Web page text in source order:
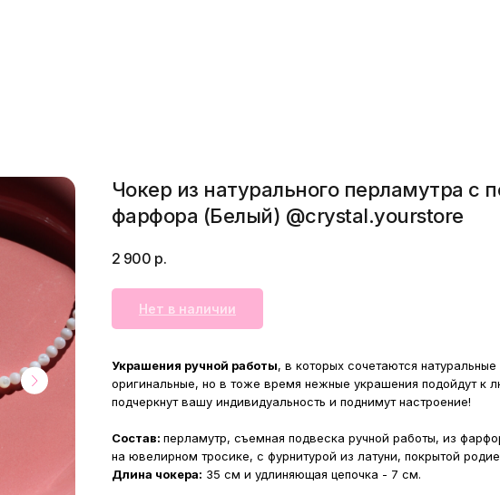
Чокер из натурального перламутра с
фарфора (Белый) @crystal.yourstore
2 900 р.
Нет в наличии
Украшения ручной работы, в которых сочетаются
оригинальные, но в тоже время нежные украшения подойдут к
подчеркнут вашу индивидуальность и поднимут настроение!
Состав: перламутр, съемная подвеска ручной работы, из
на ювелирном тросике, с фурнитурой из латуни, покрытой
Длина чокера: 35 см и удлиняющая цепочка - 7 см.